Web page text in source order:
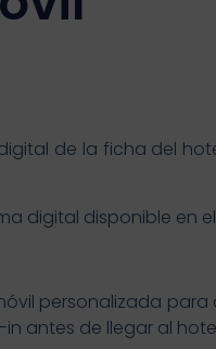
de la ficha del
digital disponible en
personalizada
antes de llegar al